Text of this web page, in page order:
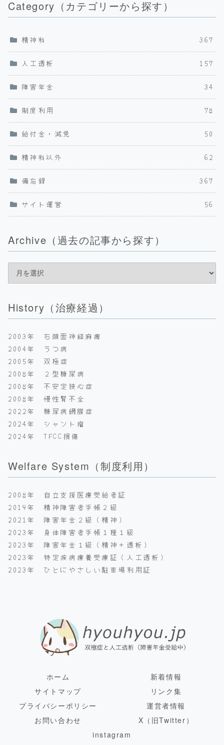
Category（カテゴリーから探す）
精神科 367
人工透析 157
障害年金 34
制度利用 78
給付金・減免 50
精神科以外 62
備忘録 367
サイト運営 56
Archive（過去の記事から探す）
History（治療経過）
2003年 右顔面神経麻痺
2004年 うつ病
2005年 双極症
2008年 ２型糖尿病
2008年 不安定狭心症
2008年 慢性腎不全
2022年 糖尿病網膜症
2024年 シャント瘤
2024年 TFCC損傷
Welfare System（制度利用）
2008年 自立支援医療受給者証
2019年 精神障害者手帳２級
2021年 障害年金２級（精神）
2023年 身体障害者手帳１種１級
2023年 障害年金１級（精神＋透析）
2023年 特定疾病療養受療証（人工透析）
2023年 ひとにやさしい駐車場利用証
ホーム
新着情報
サイトマップ
リンク集
プライバシーポリシー
運営者情報
お問い合わせ
X（旧Twitter）
instagram